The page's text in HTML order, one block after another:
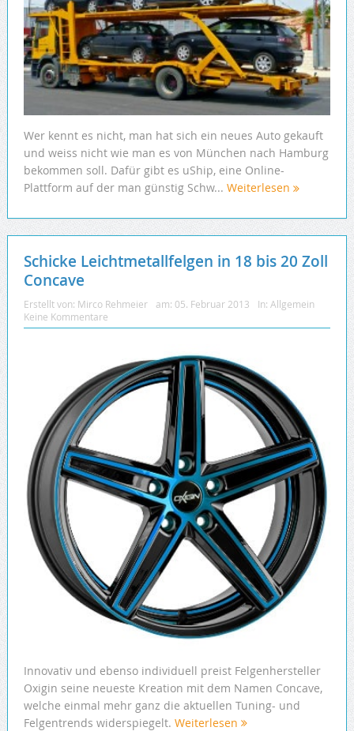
Wer kennt es nicht, man hat sich ein neues Auto gekauft
und weiss nicht wie man es von München nach Hamburg
bekommen soll. Dafür gibt es uShip, eine Online-
Plattform auf der man günstig Schw... Weiterlesen
Schicke Leichtmetallfelgen in 18 bis 20 Zoll
Concave
Erstellt von: Mirco Rehmeier am: 05. Februar 2013 In: Allgemein
Keine Kommentare
Innovativ und ebenso individuell preist Felgenhersteller
Oxigin seine neueste Kreation mit dem Namen Concave,
welche einmal mehr ganz die aktuellen Tuning- und
Felgentrends widerspiegelt. Weiterlesen